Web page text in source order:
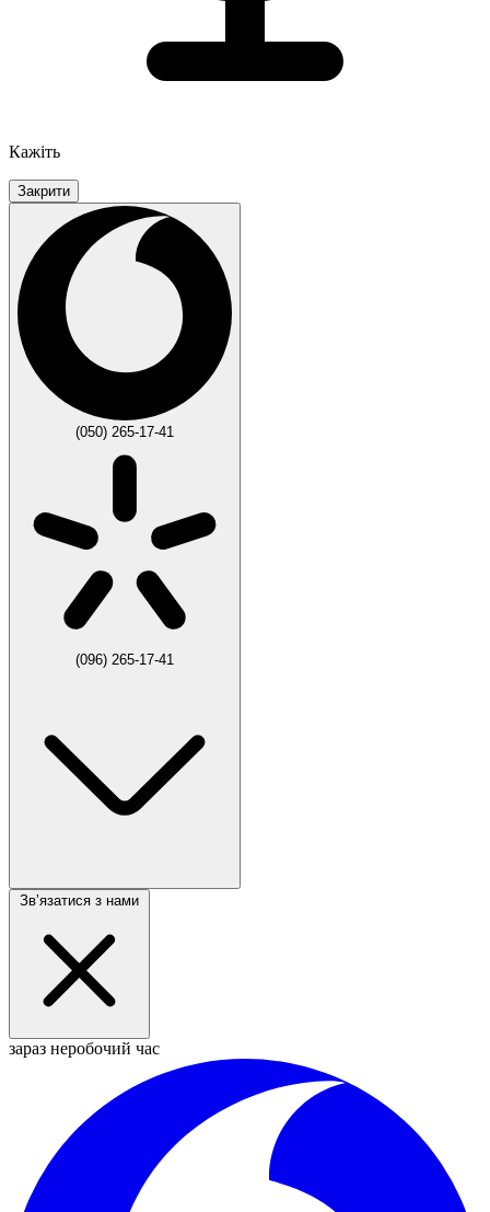
Кажіть
Закрити
(050) 265-17-41
(096) 265-17-41
Звʼязатися з нами
зараз неробочий час